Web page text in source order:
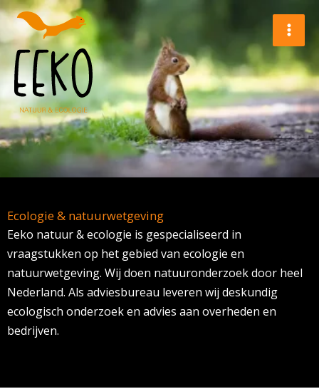
Ga
de
inhoud
Ecologie & natuurwetgeving
Eeko natuur & ecologie is gespecialiseerd in
vraagstukken op het gebied van ecologie en
natuurwetgeving. Wij doen natuuronderzoek door heel
Nederland. Als adviesbureau leveren wij deskundig
ecologisch onderzoek en advies aan overheden en
bedrijven.